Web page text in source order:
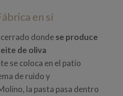
en sí
dondese produce
de oliva
se coloca en el patio
de ruido y
la pasta pasa dentro